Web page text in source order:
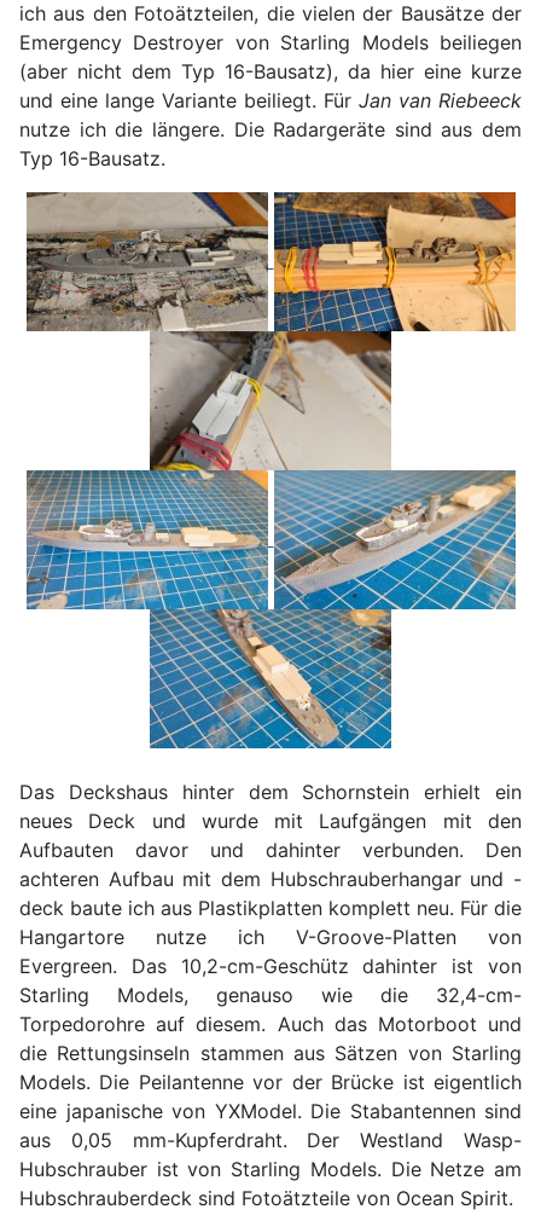
ich aus den Fotoätzteilen, die vielen der Bausätze der
Emergency Destroyer von Starling Models beiliegen
(aber nicht dem Typ 16-Bausatz), da hier eine kurze
und eine lange Variante beiliegt. Für Jan van Riebeeck
nutze ich die längere. Die Radargeräte sind aus dem
Typ 16-Bausatz.
Das Deckshaus hinter dem Schornstein erhielt ein
neues Deck und wurde mit Laufgängen mit den
Aufbauten davor und dahinter verbunden. Den
achteren Aufbau mit dem Hubschrauberhangar und -
deck baute ich aus Plastikplatten komplett neu. Für die
Hangartore nutze ich V-Groove-Platten von
Evergreen. Das 10,2-cm-Geschütz dahinter ist von
Starling Models, genauso wie die 32,4-cm-
Torpedorohre auf diesem. Auch das Motorboot und
die Rettungsinseln stammen aus Sätzen von Starling
Models. Die Peilantenne vor der Brücke ist eigentlich
eine japanische von YXModel. Die Stabantennen sind
aus 0,05 mm-Kupferdraht. Der Westland Wasp-
Hubschrauber ist von Starling Models. Die Netze am
Hubschrauberdeck sind Fotoätzteile von Ocean Spirit.